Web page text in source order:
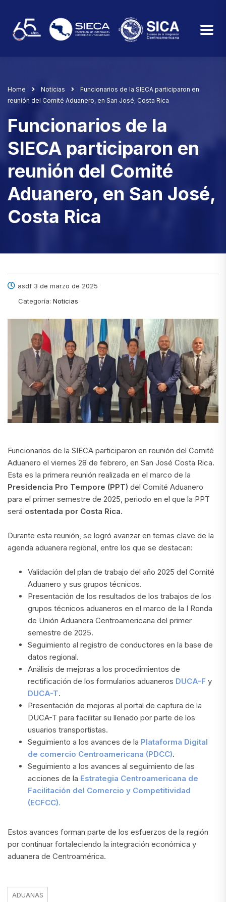
Home Noticias
Funcionarios de la SIECA participaron en
reunión del Comité Aduanero, en San José, Costa Rica
Funcionarios de la
SIECA participaron en
reunión del Comité
Aduanero, en San José,
Costa Rica
asdf 3 de marzo de 2025
Categoría: Noticias
Funcionarios de la SIECA participaron en reunión del Comité
Aduanero el viernes 28 de febrero, en San José Costa Rica.
Esta es la primera reunión realizada en el marco de la
Presidencia Pro Tempore (PPT) del Comité Aduanero
para el primer semestre de 2025, periodo en el que la PPT
será ostentada por Costa Rica.
Durante esta reunión, se logró avanzar en temas clave de la
agenda aduanera regional, entre los que se destacan:
Validación del plan de trabajo del año 2025 del Comité
Aduanero y sus grupos técnicos.
Presentación de los resultados de los trabajos de los
grupos técnicos aduaneros en el marco de la I Ronda
de Unión Aduanera Centroamericana del primer
semestre de 2025.
Seguimiento al registro de conductores en la base de
datos regional.
Análisis de mejoras a los procedimientos de
rectificación de los formularios aduaneros DUCA-F y
DUCA-T.
Presentación de mejoras al portal de captura de la
DUCA-T para facilitar su llenado por parte de los
usuarios transportistas.
Seguimiento a los avances de la Plataforma Digital
de comercio Centroamericana (PDCC).
Seguimiento a los avances al seguimiento de las
acciones de la Estrategia Centroamericana de
Facilitación del Comercio y Competitividad
(ECFCC).
Estos avances forman parte de los esfuerzos de la región
por continuar fortaleciendo la integración económica y
aduanera de Centroamérica.
ADUANAS